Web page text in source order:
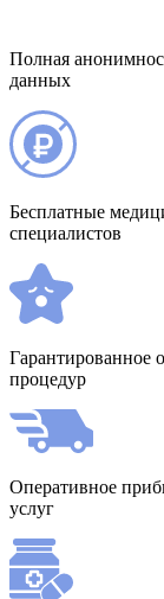
Полная
данных
Бесплатные
специалистов
Гарантированное
процедур
Оперативное
услуг